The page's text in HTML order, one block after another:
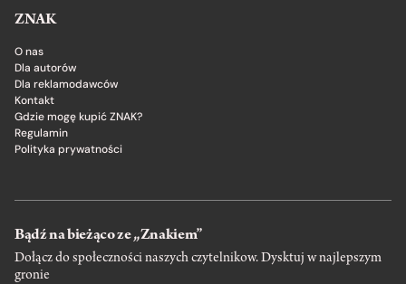
ZNAK
O nas
Dla autorów
Dla reklamodawców
Kontakt
Gdzie mogę kupić ZNAK?
Regulamin
Polityka prywatności
Bądź na bieżąco ze „Znakiem”
Dołącz do społeczności naszych czytelnikow. Dysktuj w najlepszym
gronie